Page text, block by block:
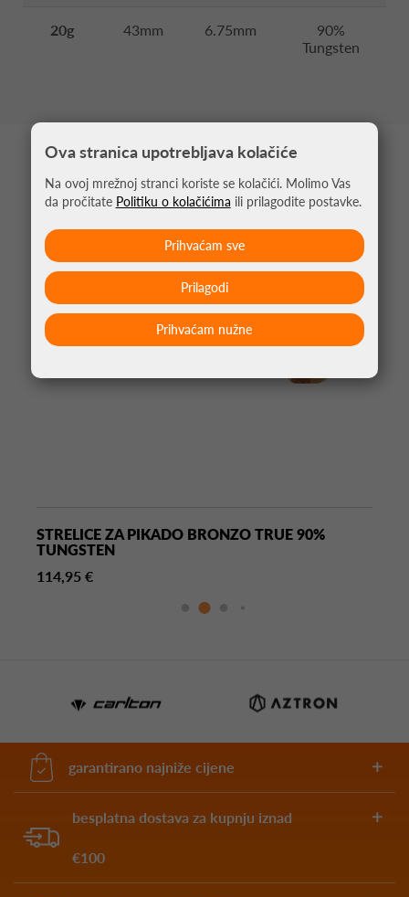
20g 43mm 6.75mm
90%
Tungsten
STRELICE ZA PIKADO BRONZO TRUE 90%
TUNGSTEN
114,95 €
garantirano najniže cijene
besplatna dostava za kupnju iznad
€100
Ova stranica upotrebljava kolačiće
Na ovoj mrežnoj stranci koriste se kolačići. Molimo Vas
da pročitate Politiku o kolačićima ili prilagodite postavke.
Prihvaćam nužne
Prilagodi
Prihvaćam sve